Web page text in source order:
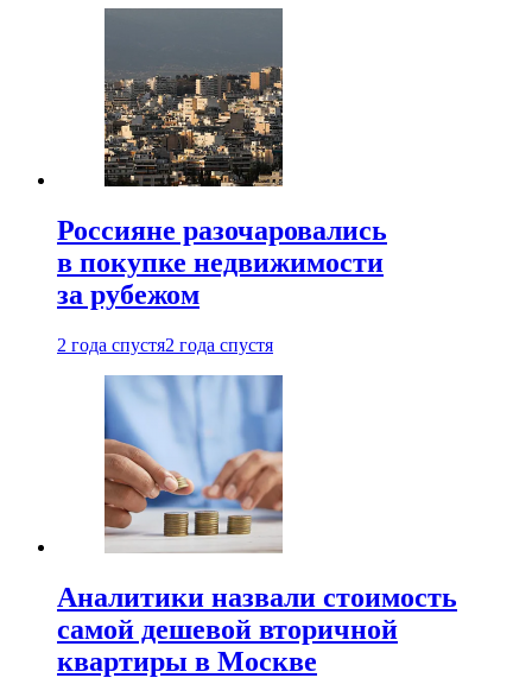
Россияне разочаровались
в покупке недвижимости
за рубежом
2 года спустя2 года спустя
Аналитики назвали стоимость
самой дешевой вторичной
квартиры в Москве